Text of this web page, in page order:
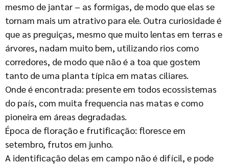
mesmo de jantar – as formigas, de modo que elas se
tornam mais um atrativo para ele. Outra curiosidade é
que as preguiças, mesmo que muito lentas em terras e
árvores, nadam muito bem, utilizando rios como
corredores, de modo que não é a toa que gostem
tanto de uma planta típica em matas ciliares.
Onde é encontrada: presente em todos ecossistemas
do país, com muita frequencia nas matas e como
pioneira em áreas degradadas.
Época de floração e frutificação: floresce em
setembro, frutos em junho.
A identificação delas em campo não é difícil, e pode